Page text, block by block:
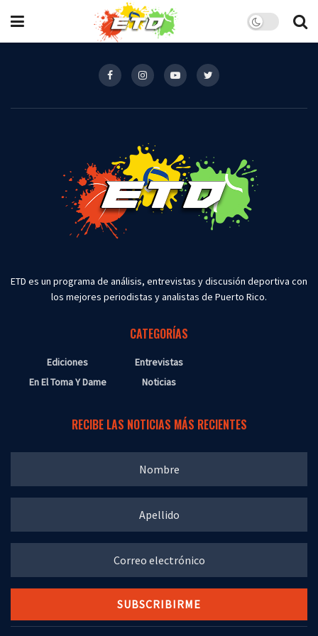
ETD es un programa de análisis, entrevistas y discusión deportiva con
los mejores periodistas y analistas de Puerto Rico.
CATEGORÍAS
Ediciones
En El Toma Y Dame
Entrevistas
Noticias
RECIBE LAS NOTICIAS MÁS RECIENTES